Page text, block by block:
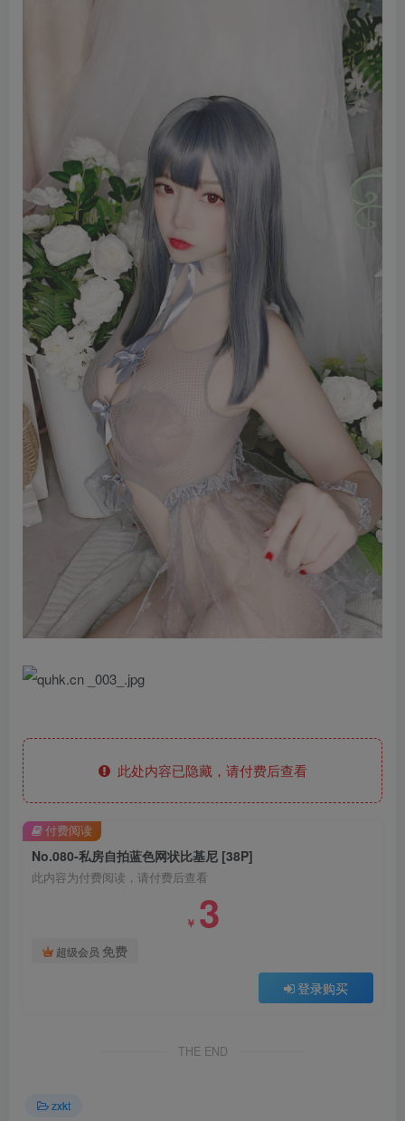
此处内容已隐藏，请付费后查看
No.080-私房自拍蓝色网状比基尼 [38P]
此内容为付费阅读，请付费后查看
￥ 3
超级会员 免费
登录购买
付费阅读
THE END
zxkt